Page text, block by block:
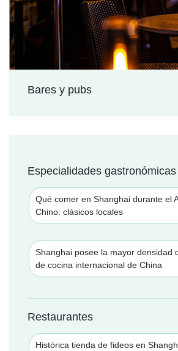
Bares y pubs
Especialidades gastronómicas
Qué comer en Shanghai durante el
Chino: clásicos locales
Shanghai posee la mayor densidad
de cocina internacional de China
Restaurantes
Histórica tienda de fideos en